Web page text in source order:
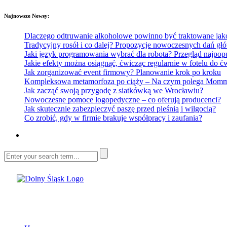
Najnowsze Newsy:
Dlaczego odtruwanie alkoholowe powinno być traktowane
Tradycyjny rosół i co dalej? Propozycje nowoczesnych dań
Jaki język programowania wybrać dla robota? Przegląd
Jakie efekty można osiągnąć, ćwicząc regularnie w fotelu do
Jak zorganizować event firmowy? Planowanie krok po kroku
Kompleksowa metamorfoza po ciąży – Na czym polega
Jak zacząć swoją przygodę z siatkówką we Wrocławiu?
Nowoczesne pomoce logopedyczne – co oferują producenci?
Jak skutecznie zabezpieczyć paszę przed pleśnią i wilgocią?
Co zrobić, gdy w firmie brakuje współpracy i zaufania?